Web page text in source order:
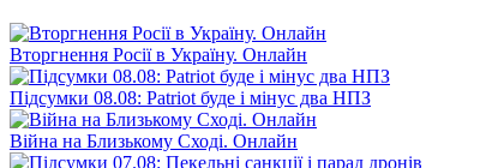
Вторгнення Росії в Україну. Онлайн
Підсумки 08.08: Patriot буде і мінус два НПЗ
Війна на Близькому Сході. Онлайн